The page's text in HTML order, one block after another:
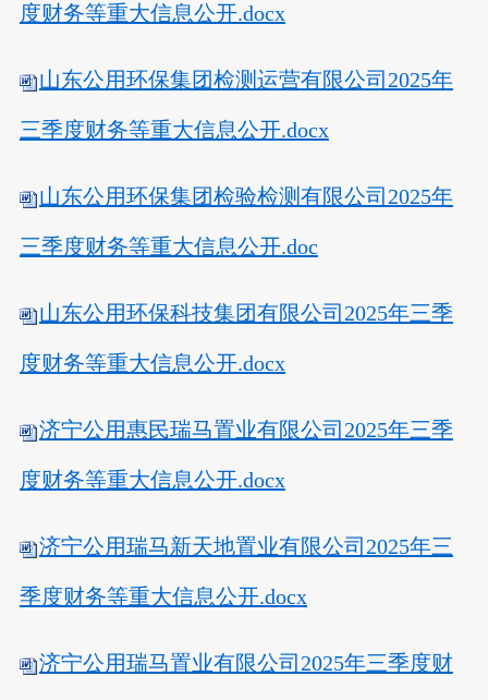
度财务等重大信息公开.docx
山东公用环保集团检测运营有限公司2025年
三季度财务等重大信息公开.docx
山东公用环保集团检验检测有限公司2025年
三季度财务等重大信息公开.doc
山东公用环保科技集团有限公司2025年三季
度财务等重大信息公开.docx
济宁公用惠民瑞马置业有限公司2025年三季
度财务等重大信息公开.docx
济宁公用瑞马新天地置业有限公司2025年三
季度财务等重大信息公开.docx
济宁公用瑞马置业有限公司2025年三季度财